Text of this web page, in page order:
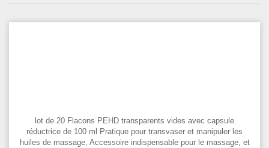
lot de 20 Flacons PEHD transparents vides avec capsule
réductrice de 100 ml Pratique pour transvaser et manipuler les
huiles de massage, Accessoire indispensable pour le massage, et